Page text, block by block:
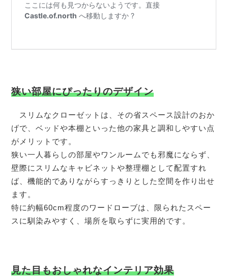
狭い部屋にぴったりのデザイン
スリムなクローゼットは、その省スペース設計のおか
げで、ベッドや本棚といった他の家具と調和しやすい点
がメリットです。
狭い一人暮らしの部屋やワンルームでも邪魔にならず、
壁際にスリムなキャビネットや整理棚として配置すれ
ば、機能的でありながらすっきりとした空間を作り出せ
ます。
特に約幅60cm程度のワードローブは、限られたスペー
スに馴染みやすく、場所を取らずに実用的です。
見た目もおしゃれなインテリア効果